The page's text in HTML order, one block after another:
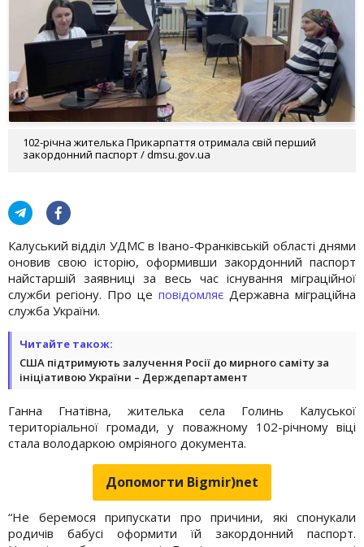
102-річна жителька Прикарпаття отримала свій перший
закордонний паспорт / dmsu.gov.ua
Калуський відділ УДМС в Івано-Франківській області днями
оновив свою історію, оформивши закордонний паспорт
найстаршій заявниці за весь час існування міграційної
служби регіону. Про це повідомляє Державна міграційна
служба України.
Читайте також:
США підтримують залучення Росії до мирного саміту за
ініціативою України – Держдепартамент
Ганна Гнатівна, жителька села Голинь Калуської
територіальної громади, у поважному 102-річному віці
стала володаркою омріяного документа.
Допомогти Bigmir)net
“Не беремося припускати про причини, які спонукали
родичів бабусі оформити їй закордонний паспорт.